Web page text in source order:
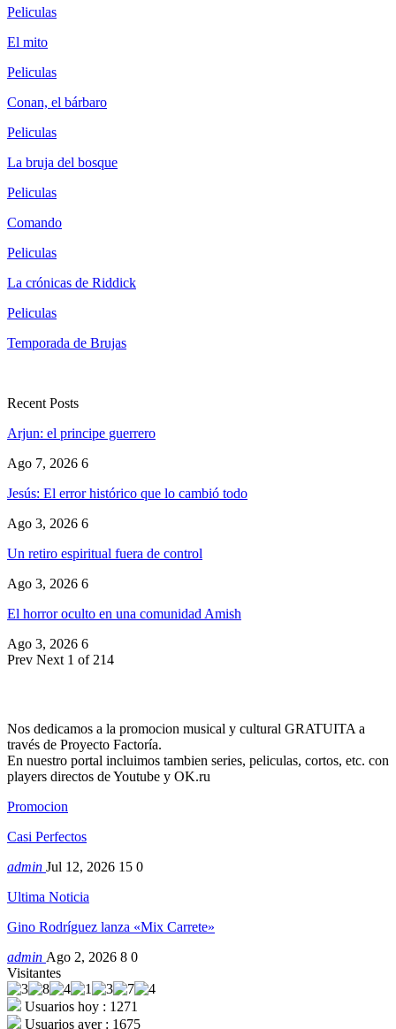
Peliculas
El mito
Peliculas
Conan, el bárbaro
Peliculas
La bruja del bosque
Peliculas
Comando
Peliculas
La crónicas de Riddick
Peliculas
Temporada de Brujas
Recent Posts
Arjun: el principe guerrero
Ago 7, 2026 6
Jesús: El error histórico que lo cambió todo
Ago 3, 2026 6
Un retiro espiritual fuera de control
Ago 3, 2026 6
El horror oculto en una comunidad Amish
Ago 3, 2026 6
Prev Next 1 of 214
Nos dedicamos a la promocion musical y cultural GRATUITA a
través de Proyecto Factoría.
En nuestro portal incluimos tambien series, peliculas, cortos, etc. con
players directos de Youtube y OK.ru
Promocion
Casi Perfectos
admin Jul 12, 2026 15 0
Ultima Noticia
Gino Rodríguez lanza «Mix Carrete»
admin Ago 2, 2026 8 0
Visitantes
Usuarios hoy : 1271
Usuarios ayer : 1675